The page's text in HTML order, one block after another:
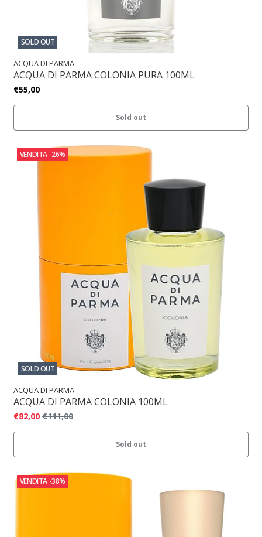
SOLD OUT
ACQUA DI PARMA
ACQUA DI PARMA COLONIA PURA 100ML
€55,00
Sold out
VENDITA -26%
SOLD OUT
ACQUA DI PARMA
ACQUA DI PARMA COLONIA 100ML
€82,00 €111,00
Sold out
VENDITA -38%